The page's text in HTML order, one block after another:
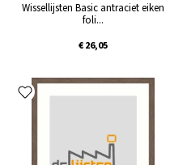
Wissellijsten Basic antraciet eiken
foli...
€ 26,05